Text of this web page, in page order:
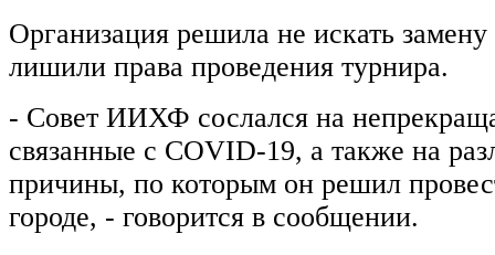
Организация решила не искать
лишили права проведения турнира.
- Совет ИИХФ сослался на
связанные с COVID-19, а также на
причины, по которым он решил
городе, - говорится в сообщении.